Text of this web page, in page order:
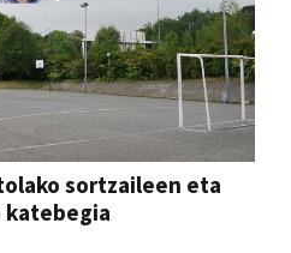
sortzaileen eta
katebegia